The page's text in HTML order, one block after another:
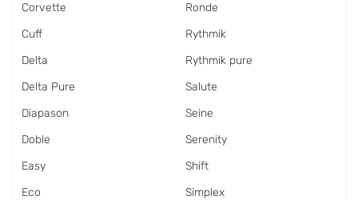
Corvette
Cuff
Delta
Delta Pure
Diapason
Doble
Easy
Eco
Ronde
Rythmik
Rythmik pure
Salute
Seine
Serenity
Shift
Simplex